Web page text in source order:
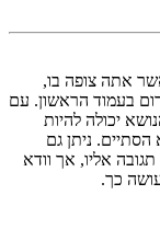
אתה צופה בו,
בעמוד הראשון. עם
יכולה להיות
הסתיים. ניתן גם
אליו, אך וודא
כך.